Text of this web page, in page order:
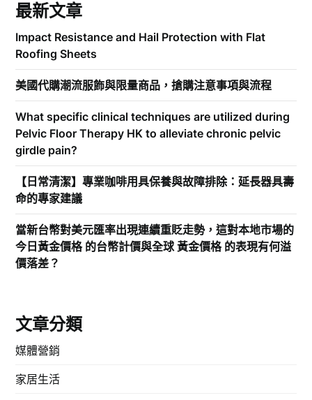
最新文章
Impact Resistance and Hail Protection with Flat
Roofing Sheets
美國代購潮流服飾與限量商品，搶購注意事項與流程
What specific clinical techniques are utilized during
Pelvic Floor Therapy HK to alleviate chronic pelvic
girdle pain?
【日常清潔】專業咖啡用具保養與故障排除：延長器具壽
命的專家建議
當新台幣對美元匯率出現連續重貶走勢，這對本地市場的
今日黃金價格 的台幣計價與全球 黃金價格 的表現有何溢
價落差？
文章分類
媒體營銷
家居生活